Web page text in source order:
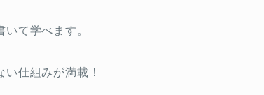
て学べます。
仕組みが満載！